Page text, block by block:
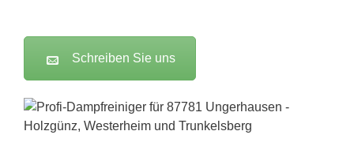
Schreiben Sie uns